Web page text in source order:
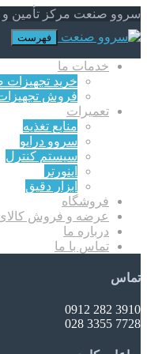
سروو صنعت مرکز تأمین و
فهرست
خدمات ما
خرید تجهیزات
فروش تجهیزات
تعمیرات
منابع تغذیه
سروو درایو
سیستم کنترل
اینورتر
ابزار دقیق
فروشگاه
عرضه و فروش
درباره ما
تماس با ما
تماس
3910 282 0912
7728 3355 028